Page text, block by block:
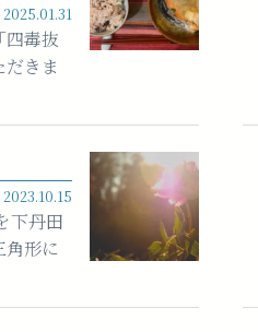
2025.01.31
四毒抜
きま
2023.10.15
下丹田
角形に